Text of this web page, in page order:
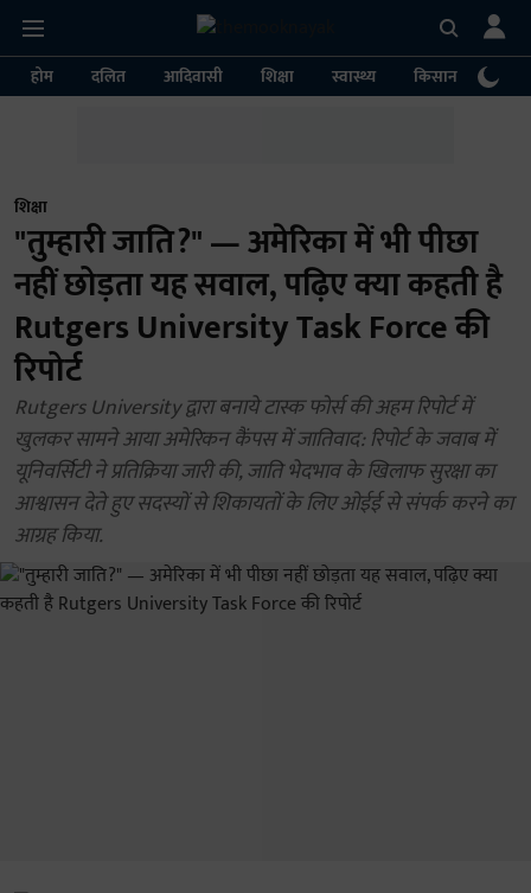
होम दलित आदिवासी शिक्षा स्वास्थ्य किसान
शिक्षा
"तुम्हारी जाति?" — अमेरिका में भी पीछा
नहीं छोड़ता यह सवाल, पढ़िए क्या कहती है
Rutgers University Task Force की
रिपोर्ट
Rutgers University द्वारा बनाये टास्क फोर्स की अहम रिपोर्ट में
खुलकर सामने आया अमेरिकन कैंपस में जातिवाद: रिपोर्ट के जवाब में
यूनिवर्सिटी ने प्रतिक्रिया जारी की, जाति भेदभाव के खिलाफ सुरक्षा का
आश्वासन देते हुए सदस्यों से शिकायतों के लिए ओईई से संपर्क करने का
आग्रह किया.